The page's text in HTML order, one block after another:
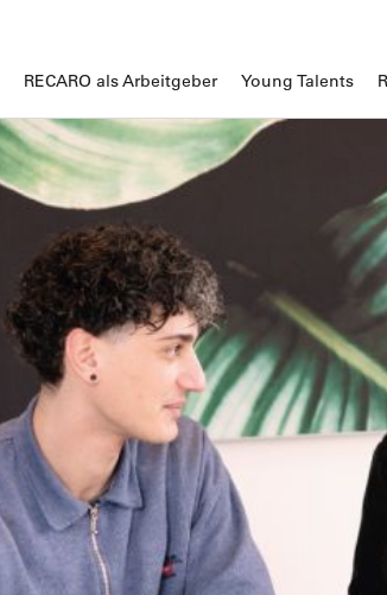
RECARO als Arbeitgeber Young Talents